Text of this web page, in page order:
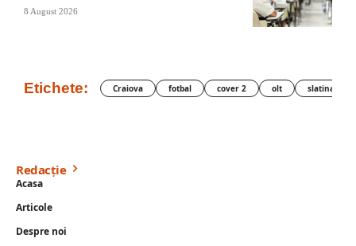
8 August 2026
Etichete: Craiova fotbal cover 2 olt slatina
Redacție
Acasa
Articole
Despre noi